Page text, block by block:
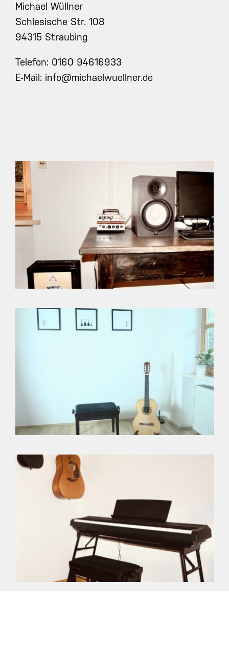
Michael Wüllner
Schlesische Str. 108
94315 Straubing
Telefon: 0160 94616933
E-Mail: info@michaelwuellner.de